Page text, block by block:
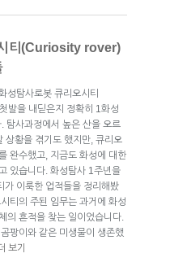
티(Curiosity rover)
성탐사로봇 큐리오시티
발을 내딛은지 정확히 1화성
탐사과정에서 높은 산을 오르
상황을 겪기도 했지만, 큐리오
완수했고, 지금도 화성에 대한
있습니다. 화성탐사 1주년을
가 이룩한 업적들을 정리해봤
티의 주된 임무는 과거에 화성
의 흔적을 찾는 일이었습니다.
팡이와 같은 미생물이 생존했
보기